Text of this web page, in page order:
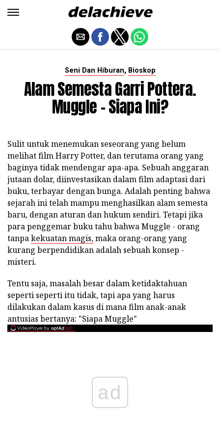
Seni Dan Hiburan, Bioskop
Alam Semesta Garri Pottera.
Muggle - Siapa Ini?
Sulit untuk menemukan seseorang yang belum
melihat film Harry Potter, dan terutama orang yang
baginya tidak mendengar apa-apa. Sebuah anggaran
jutaan dolar, diinvestasikan dalam film adaptasi dari
buku, terbayar dengan bunga. Adalah penting bahwa
sejarah ini telah mampu menghasilkan alam semesta
baru, dengan aturan dan hukum sendiri. Tetapi jika
para penggemar buku tahu bahwa Muggle - orang
tanpakekuatan magis,maka orang-orang yang
kurang berpendidikan adalah sebuah konsep -
misteri.
Tentu saja, masalah besar dalam ketidaktahuan
seperti seperti itu tidak, tapi apa yang harus
dilakukan dalam kasus di mana film anak-anak
antusias bertanya: "Siapa Muggle"
ad